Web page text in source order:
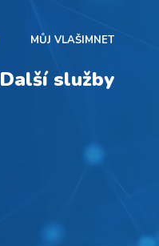
MŮJ VLAŠIMNET
Další služby